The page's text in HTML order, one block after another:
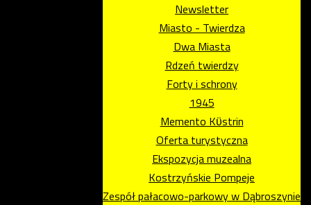
Newsletter
Miasto - Twierdza
Dwa Miasta
Rdzeń twierdzy
Forty i schrony
1945
Memento Kϋstrin
Oferta turystyczna
Ekspozycja muzealna
Kostrzyńskie Pompeje
Zespół pałacowo-parkowy w Dąbroszynie